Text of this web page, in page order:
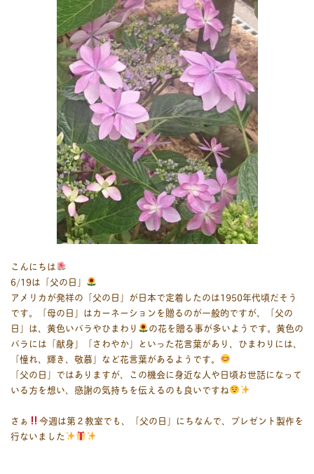
こんにちは
6/19は「父の日」
アメリカが発祥の「父の日」が日本で定着したのは1950年代頃だそう
です。「母の日」はカーネーションを贈るのが一般的ですが、「父の
日」は、黄色いバラやひまわり
の花を贈る事が多いようです。黄色の
バラには「献身」「さわやか」といった花言葉があり、ひまわりには、
「憧れ、輝き、敬慕」など花言葉があるようです。
「父の日」ではありますが、この機会に身近な人や日頃お世話になって
いる方を想い、感謝の気持ちを伝えるのも良いですね
さぁ
今週は第２教室でも、「父の日」にちなんで、プレゼント製作を
行ないました